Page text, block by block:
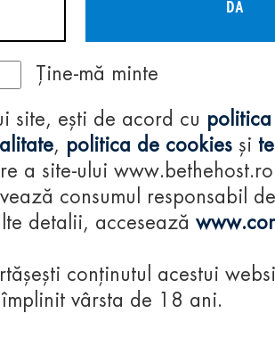
consumă-
DA
Ține-mă minte
site, ești de acord cu politica
, politica de cookies și
a site-ului
consumul responsabil de
detalii, accesează
conținutul acestui
vârsta de 18 ani.